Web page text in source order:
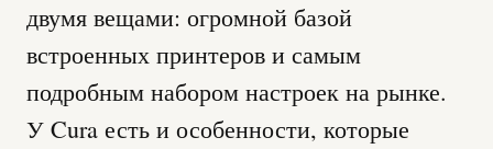
двумя вещами: огромной базой
встроенных принтеров и самым
подробным набором настроек на рынке.
У Cura есть и особенности, которые